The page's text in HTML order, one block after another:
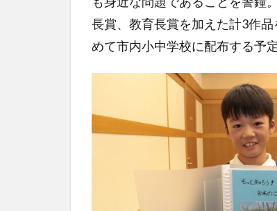
長賞、教育長賞を加えた計3作
めて市内小中学校に配布する予定